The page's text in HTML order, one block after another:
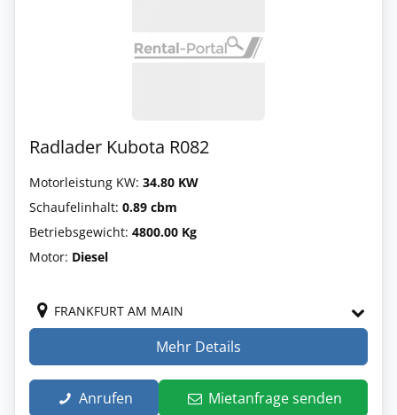
Radlader Kubota R082
Motorleistung KW: 34.80 KW
Schaufelinhalt: 0.89 cbm
Betriebsgewicht: 4800.00 Kg
Motor: Diesel
FRANKFURT AM MAIN
Mehr Details
Anrufen Mietanfrage senden